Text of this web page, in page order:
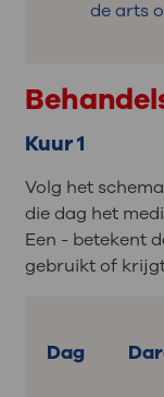
de arts
Kuur 1
Volg het
die dag het
Een - betekent
gebruikt of
Dag